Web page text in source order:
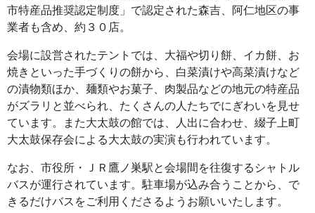
市特産品推奨認定制度」で認定された森吉、阿仁地区の事
業者も含め、約３０店。
会場に設営されたテントでは、大福や切り餅、イカ餅、お
焼きといった手づくりの餅から、白菜漬けや高菜漬けなど
の漬物類ほか、麺類やお菓子、肉製品などの地元の特産品
がズラリと並べられ、たくさんの人たちでにぎわいを見せ
ています。また大太鼓の館では、人出に合わせ、綴子上町
大太鼓保存会による大太鼓の実演も行われています。
なお、市役所・ＪＲ鷹ノ巣駅と会場間を往復するシャトル
バスが運行されています。駐車場が込み合うことから、で
きるだけバスをご利用くださるようお願いいたします。